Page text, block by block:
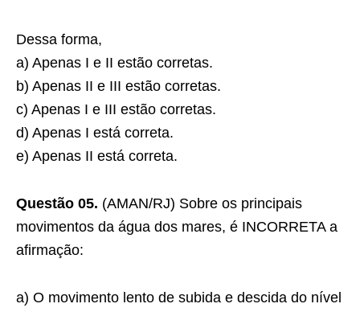
Dessa forma,
a) Apenas I e II estão corretas.
b) Apenas II e III estão corretas.
c) Apenas I e III estão corretas.
d) Apenas I está correta.
e) Apenas II está correta.
Questão 05. (AMAN/RJ) Sobre os principais
movimentos da água dos mares, é INCORRETA a
afirmação:
a) O movimento lento de subida e descida do nível